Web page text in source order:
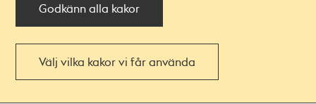
Godkänn alla kakor
Välj vilka kakor vi får använda